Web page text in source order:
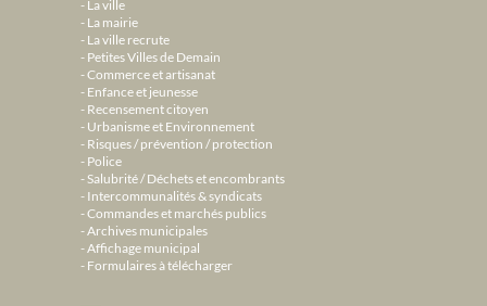
La ville
La mairie
La ville recrute
Petites Villes de Demain
Commerce et artisanat
Enfance et jeunesse
Recensement citoyen
Urbanisme et Environnement
Risques / prévention / protection
Police
Salubrité / Déchets et encombrants
Intercommunalités & syndicats
Commandes et marchés publics
Archives municipales
Affichage municipal
Formulaires à télécharger